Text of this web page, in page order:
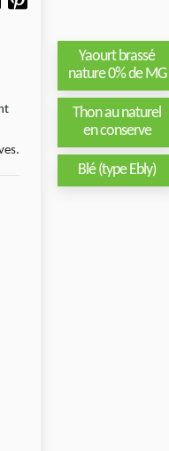
Yaourt brassé
nature 0% de MG
Thon au naturel
en conserve
Blé (type Ebly)